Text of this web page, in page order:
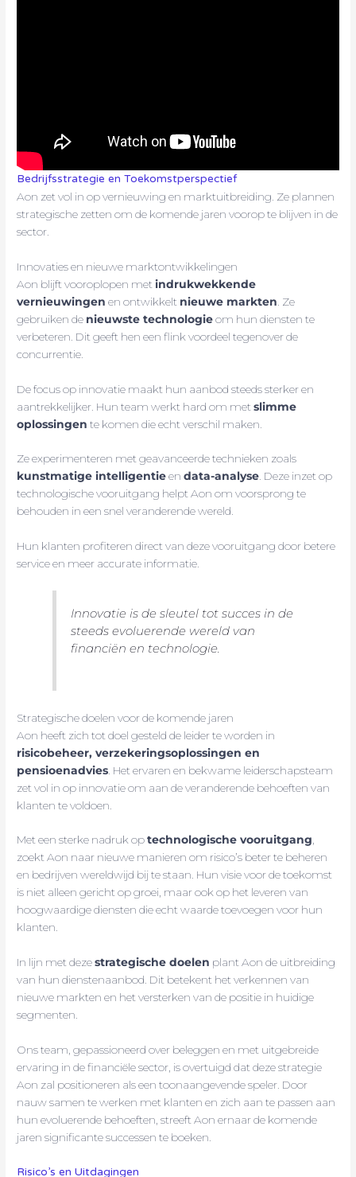
Bedrijfsstrategie en Toekomstperspectief
Aon zet vol in op vernieuwing en marktuitbreiding. Ze plannen
strategische zetten om de komende jaren voorop te blijven in de
sector.
Innovaties en nieuwe marktontwikkelingen
Aon blijft vooroplopen metindrukwekkende
vernieuwingen en ontwikkelt nieuwe markten . Ze
gebruiken de nieuwste technologieom hun diensten te
verbeteren. Dit geeft hen een flink voordeel tegenover de
concurrentie.
De focus op innovatie maakt hun aanbod steeds sterker en
aantrekkelijker. Hun team werkt hard om metslimme
oplossingen te komen die echt verschil maken.
Ze experimenteren met geavanceerde technieken zoals
kunstmatige intelligentieendata-analyse. Deze inzet op
technologische vooruitgang helpt Aon om voorsprong te
behouden in een snel veranderende wereld.
Hun klanten profiteren direct van deze vooruitgang door betere
service en meer accurate informatie.
Innovatie is de sleutel tot succes in de
steeds evoluerende wereld van
financiën en technologie.
Strategische doelen voor de komende jaren
Aon heeft zich tot doel gesteld de leider te worden in
risicobeheer, verzekeringsoplossingen en
pensioenadvies . Het ervaren en bekwame leiderschapsteam
zet vol in op innovatie om aan de veranderende behoeften van
klanten te voldoen.
Met een sterke nadruk optechnologische vooruitgang,
zoekt Aon naar nieuwe manieren om risico’s beter te beheren
en bedrijven wereldwijd bij te staan. Hun visie voor de toekomst
is niet alleen gericht op groei, maar ook op het leveren van
hoogwaardige diensten die echt waarde toevoegen voor hun
klanten.
In lijn met dezestrategische doelen plant Aon de uitbreiding
van hun dienstenaanbod. Dit betekent het verkennen van
nieuwe markten en het versterken van de positie in huidige
segmenten.
Ons team, gepassioneerd over beleggen en met uitgebreide
ervaring in de financiële sector, is overtuigd dat deze strategie
Aon zal positioneren als een toonaangevende speler. Door
nauw samen te werken met klanten en zich aan te passen aan
hun evoluerende behoeften, streeft Aon ernaar de komende
jaren significante successen te boeken.
Risico’s en Uitdagingen